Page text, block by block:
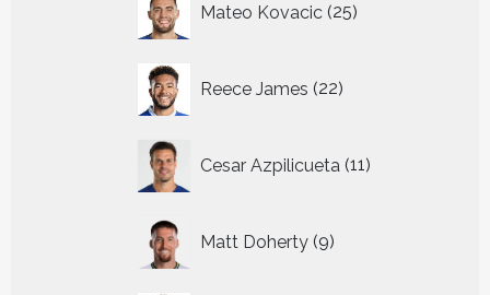
Mateo Kovacic 25
producten
Reece James 22
producten
Cesar Azpilicueta 11
producten
Matt Doherty 9
producten